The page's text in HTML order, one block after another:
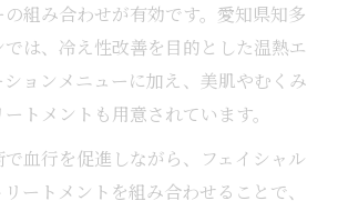
組み合わせが有効です。愛知県知多
は、冷え性改善を目的とした温熱エ
ョンメニューに加え、美肌やむくみ
トメントも用意されています。
血行を促進しながら、フェイシャル
ートメントを組み合わせることで、